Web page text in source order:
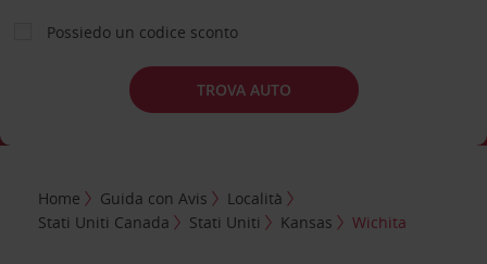
Possiedo un codice sconto
TROVA AUTO
Home Guida con Avis
Località
Stati Uniti Canada
Stati Uniti Kansas Wichita